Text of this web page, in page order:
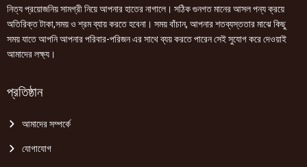
নিত্য প্রয়োজনিয় সামগ্রী নিয়ে আপনার হাতের নাগালে। সঠিক গুনগত মানের আসল পন্য ক্রয়ে
অতিরিক্ত টাকা,সময় ও শ্রম ব্যায় করতে হবেনা। সময় বাঁচান, আপনার শতব্যস্ততার মাঝে কিছু
সময় যাতে আপনি আপনার পরিবার-পরিজন এর সাথে ব্যয় করতে পারেন সেই সুযোগ করে দেওয়াই
আমাদের লক্ষ্য।
প্রতিষ্ঠান
আমাদের সম্পর্কে
যোগাযোগ